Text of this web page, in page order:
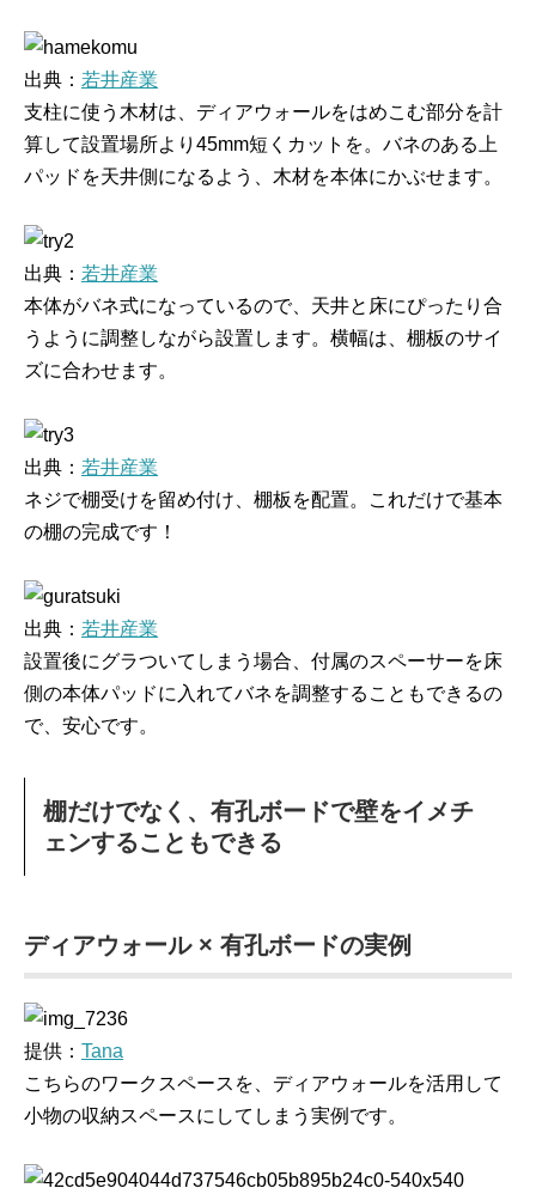
出典： 若井産業
支柱に使う木材は、ディアウォールをはめこむ部分を計
算して設置場所より45mm短くカットを。バネのある上
パッドを天井側になるよう、木材を本体にかぶせます。
出典： 若井産業
本体がバネ式になっているので、天井と床にぴったり合
うように調整しながら設置します。横幅は、棚板のサイ
ズに合わせます。
出典： 若井産業
ネジで棚受けを留め付け、棚板を配置。これだけで基本
の棚の完成です！
出典： 若井産業
設置後にグラついてしまう場合、付属のスペーサーを床
側の本体パッドに入れてバネを調整することもできるの
で、安心です。
棚だけでなく、有孔ボードで壁をイメチ
ェンすることもできる
ディアウォール × 有孔ボードの実例
提供： Tana
こちらのワークスペースを、ディアウォールを活用して
小物の収納スペースにしてしまう実例です。